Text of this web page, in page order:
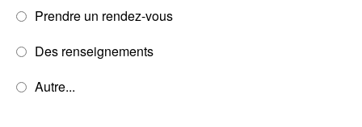
Prendre un rendez-vous
Des renseignements
Autre...